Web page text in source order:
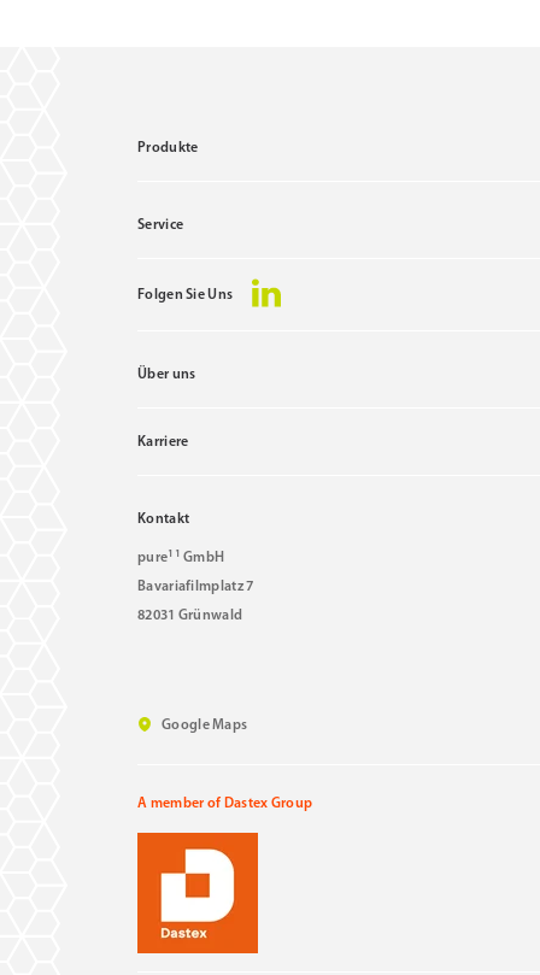
Produkte
Service
Folgen Sie Uns
Über uns
Karriere
Kontakt
pure11 GmbH
Bavariafilmplatz 7
82031 Grünwald
Google Maps
A member of Dastex Group